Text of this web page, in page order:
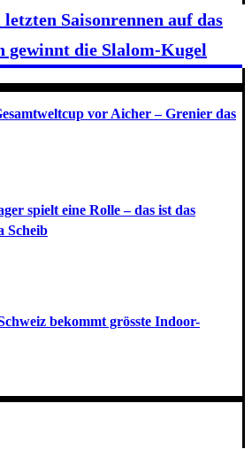
Saisonrennen auf das
gewinnt die Slalom-Kugel
vor Aicher – Grenier das
spielt eine Rolle – das ist das
Scheib
bekommt grösste Indoor-